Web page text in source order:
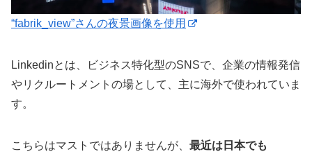
“fabrik_view”さんの夜景画像を使用
Linkedinとは、ビジネス特化型のSNSで、企業の情報発信
やリクルートメントの場として、主に海外で使われていま
す。
こちらはマストではありませんが、 最近は日本でも